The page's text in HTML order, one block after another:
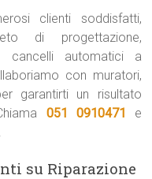
clienti soddisfatti,
di progettazione,
cancelli automatici a
con muratori,
garantirti un risultato
051 0910471 e
su Riparazione